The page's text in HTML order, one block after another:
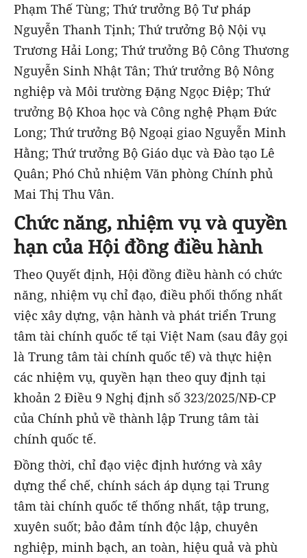
Phạm Thế Tùng; Thứ trưởng Bộ Tư pháp
Nguyễn Thanh Tịnh; Thứ trưởng Bộ Nội vụ
Trương Hải Long; Thứ trưởng Bộ Công Thương
Nguyễn Sinh Nhật Tân; Thứ trưởng Bộ Nông
nghiệp và Môi trường Đặng Ngọc Điệp; Thứ
trưởng Bộ Khoa học và Công nghệ Phạm Đức
Long; Thứ trưởng Bộ Ngoại giao Nguyễn Minh
Hằng; Thứ trưởng Bộ Giáo dục và Đào tạo Lê
Quân; Phó Chủ nhiệm Văn phòng Chính phủ
Mai Thị Thu Vân.
Chức năng, nhiệm vụ và quyền
hạn của Hội đồng điều hành
Theo Quyết định, Hội đồng điều hành có chức
năng, nhiệm vụ chỉ đạo, điều phối thống nhất
việc xây dựng, vận hành và phát triển Trung
tâm tài chính quốc tế tại Việt Nam (sau đây gọi
là Trung tâm tài chính quốc tế) và thực hiện
các nhiệm vụ, quyền hạn theo quy định tại
khoản 2 Điều 9 Nghị định số 323/2025/NĐ-CP
của Chính phủ về thành lập Trung tâm tài
chính quốc tế.
Đồng thời, chỉ đạo việc định hướng và xây
dựng thể chế, chính sách áp dụng tại Trung
tâm tài chính quốc tế thống nhất, tập trung,
xuyên suốt; bảo đảm tính độc lập, chuyên
nghiệp, minh bạch, an toàn, hiệu quả và phù